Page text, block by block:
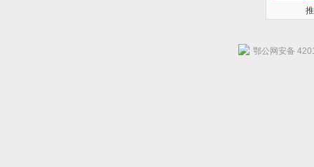
鄂公网安备